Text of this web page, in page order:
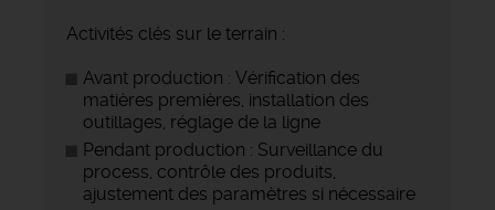
Activités clés sur le terrain :
Avant production : Vérification des
matières premières, installation des
outillages, réglage de la ligne
Pendant production : Surveillance du
process, contrôle des produits,
ajustement des paramètres si nécessaire